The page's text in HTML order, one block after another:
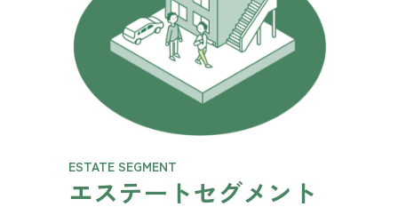
ESTATE SEGMENT
エステートセグメント